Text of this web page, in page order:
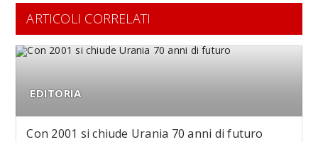
ARTICOLI CORRELATI
EDITORIA
Con 2001 si chiude Urania 70 anni di futuro